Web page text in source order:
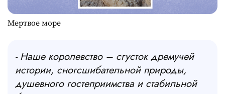
Мертвое море
- Наше королевство – сгусток дремучей
истории, сногсшибательной природы,
душевного гостеприимства и стабильной